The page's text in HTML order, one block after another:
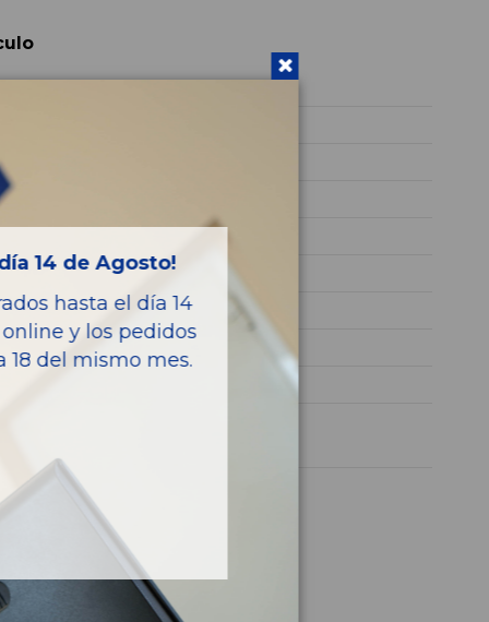
Diesel
Allure
120CV 88KW
14 de Agosto!
hasta el día 14
y los pedidos
del mismo mes.